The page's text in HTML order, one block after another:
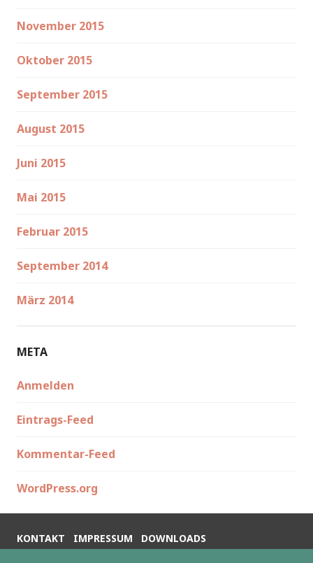
November 2015
Oktober 2015
September 2015
August 2015
Juni 2015
Mai 2015
Februar 2015
September 2014
März 2014
META
Anmelden
Eintrags-Feed
Kommentar-Feed
WordPress.org
KONTAKT IMPRESSUM
DOWNLOADS